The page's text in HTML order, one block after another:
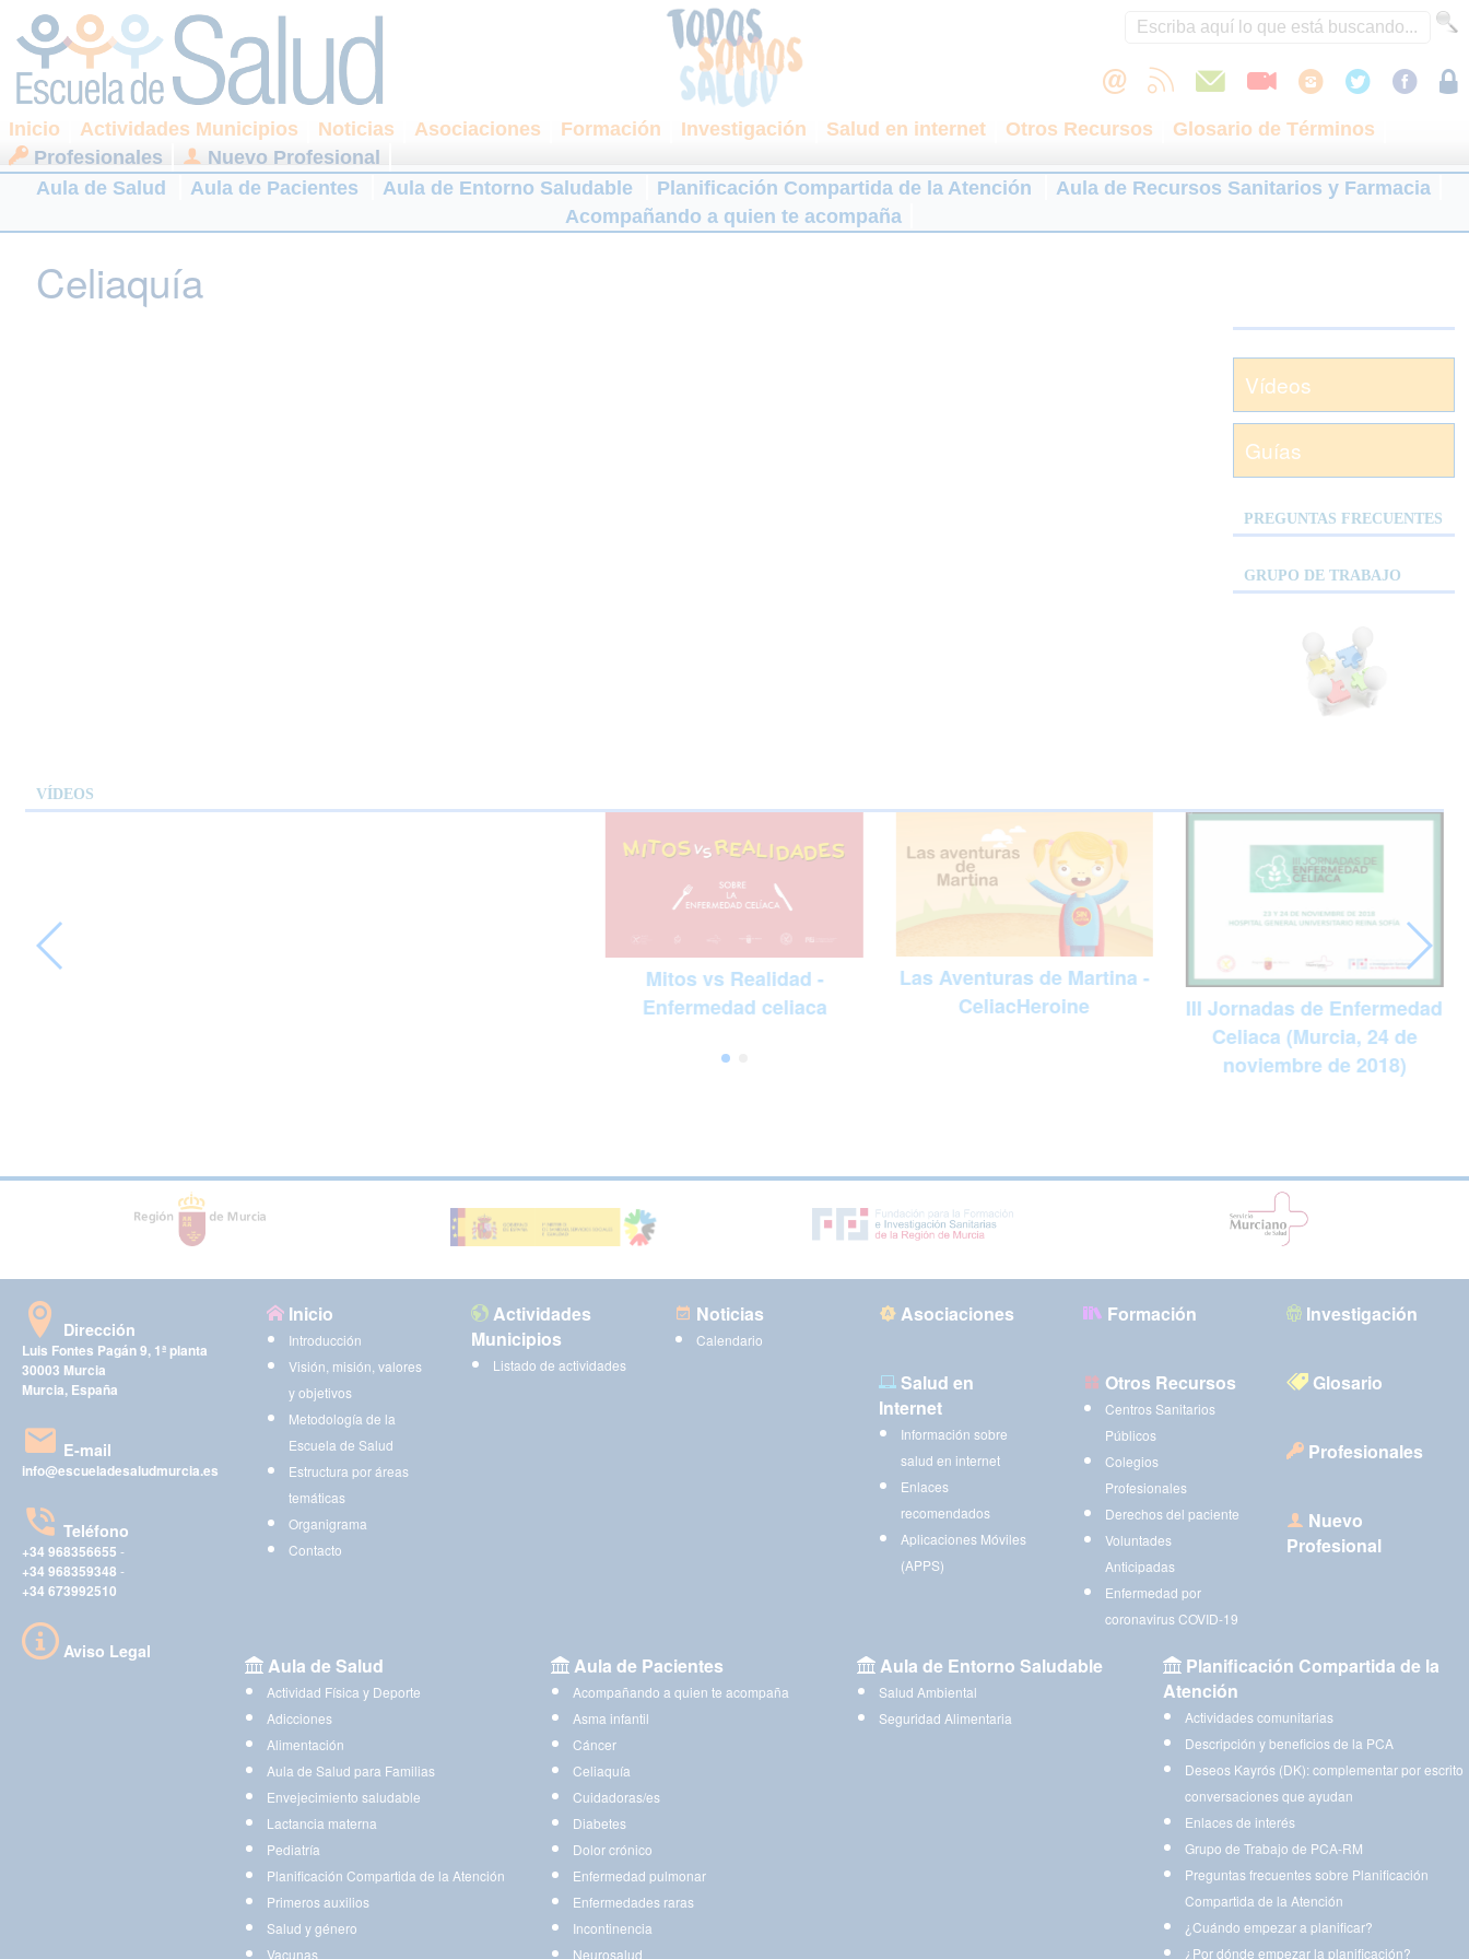
Inicio Actividades Municipios Noticias Asociaciones Formación Investigación Salud en internet Otros Recursos
Glosario de Términos
Profesionales
Nuevo Profesional
Aula de Salud
Aula de Pacientes Aula de Entorno Saludable Planificación Compartida de la Atención
Aula de Recursos Sanitarios y Farmacia
Acompañando a quien te acompaña
Celiaquía
Vídeos
Guías
PREGUNTAS FRECUENTES
GRUPO DE TRABAJO
VÍDEOS
Mitos vs Realidad -
Enfermedad celiaca
Las Aventuras de Martina -
CeliacHeroine
III Jornadas de Enfermedad
Celiaca (Murcia, 24 de
noviembre de 2018)
Dirección
Luis Fontes Pagán 9, 1ª planta
30003 Murcia
Murcia, España
E-mail
info@escueladesaludmurcia.es
Teléfono
+34 968356655 -
+34 968359348 -
+34 673992510
Aviso Legal
Inicio
Introducción
Visión, misión, valores
y objetivos
Metodología de la
Escuela de Salud
Estructura por áreas
temáticas
Organigrama
Contacto
Actividades
Municipios
Listado de actividades
Noticias
Calendario
Asociaciones Formación Investigación
Salud en
Internet
Información sobre
salud en internet
Enlaces
recomendados
Aplicaciones Móviles
(APPS)
Otros Recursos
Centros Sanitarios
Públicos
Colegios
Profesionales
Derechos del paciente
Voluntades
Anticipadas
Enfermedad por
coronavirus COVID-19
Glosario
Profesionales
Nuevo
Profesional
Aula de Salud
Actividad Física y Deporte
Adicciones
Alimentación
Aula de Salud para Familias
Envejecimiento saludable
Lactancia materna
Pediatría
Planificación Compartida de la Atención
Primeros auxilios
Salud y género
Vacunas
Aula de Pacientes
Acompañando a quien te acompaña
Asma infantil
Cáncer
Celiaquía
Cuidadoras/es
Diabetes
Dolor crónico
Enfermedad pulmonar
Enfermedades raras
Incontinencia
Neurosalud
Aula de Entorno Saludable
Salud Ambiental
Seguridad Alimentaria
Planificación Compartida de la
Atención
Actividades comunitarias
Descripción y beneficios de la PCA
Deseos Kayrós (DK): complementar por escrito
conversaciones que ayudan
Enlaces de interés
Grupo de Trabajo de PCA-RM
Preguntas frecuentes sobre Planificación
Compartida de la Atención
¿Cuándo empezar a planificar?
¿Por dónde empezar la planificación?